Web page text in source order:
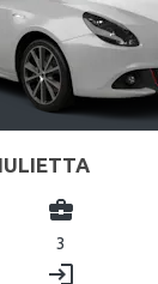
business_center
3
login